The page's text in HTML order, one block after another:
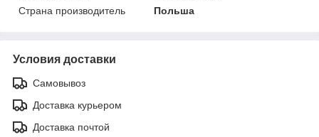
Страна производитель
Польша
Условия доставки
Самовывоз
Доставка курьером
Доставка почтой